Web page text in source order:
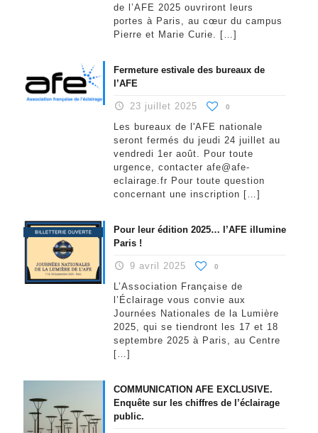
de l’AFE 2025 ouvriront leurs
portes à Paris, au cœur du campus
Pierre et Marie Curie. […]
Fermeture estivale des bureaux de
l’AFE
23 juillet 2025 0
Les bureaux de l'AFE nationale
seront fermés du jeudi 24 juillet au
vendredi 1er août. Pour toute
urgence, contacter afe@afe-
eclairage.fr Pour toute question
concernant une inscription […]
Pour leur édition 2025… l’AFE illumine
Paris !
9 avril 2025 0
L’Association Française de
l’Éclairage vous convie aux
Journées Nationales de la Lumière
2025, qui se tiendront les 17 et 18
septembre 2025 à Paris, au Centre
[…]
COMMUNICATION AFE EXCLUSIVE.
Enquête sur les chiffres de l’éclairage
public.